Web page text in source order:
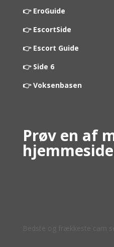
👉 EroGuide
👉 EscortSide
👉 Escort Guide
👉 Side 6
👉 Voksenbasen
Prøv en af
Bedste og frækkeste cam